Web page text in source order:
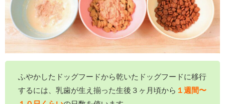
ふやかしたドッグフードから乾いたドッグフードに移行
するには、乳歯が生え揃った生後３ヶ月頃から １週間〜